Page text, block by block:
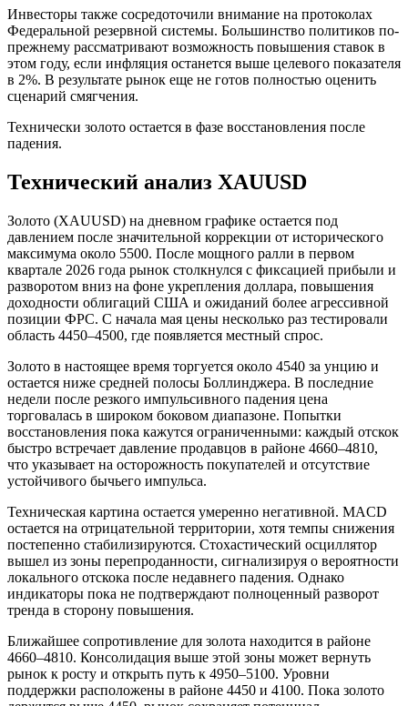
Инвесторы также сосредоточили внимание на протоколах
Федеральной резервной системы. Большинство политиков по-
прежнему рассматривают возможность повышения ставок в
этом году, если инфляция останется выше целевого показателя
в 2%. В результате рынок еще не готов полностью оценить
сценарий смягчения.
Технически золото остается в фазе восстановления после
падения.
Технический анализ XAUUSD
Золото (XAUUSD) на дневном графике остается под
давлением после значительной коррекции от исторического
максимума около 5500. После мощного ралли в первом
квартале 2026 года рынок столкнулся с фиксацией прибыли и
разворотом вниз на фоне укрепления доллара, повышения
доходности облигаций США и ожиданий более агрессивной
позиции ФРС. С начала мая цены несколько раз тестировали
область 4450–4500, где появляется местный спрос.
Золото в настоящее время торгуется около 4540 за унцию и
остается ниже средней полосы Боллинджера. В последние
недели после резкого импульсивного падения цена
торговалась в широком боковом диапазоне. Попытки
восстановления пока кажутся ограниченными: каждый отскок
быстро встречает давление продавцов в районе 4660–4810,
что указывает на осторожность покупателей и отсутствие
устойчивого бычьего импульса.
Техническая картина остается умеренно негативной. MACD
остается на отрицательной территории, хотя темпы снижения
постепенно стабилизируются. Стохастический осциллятор
вышел из зоны перепроданности, сигнализируя о вероятности
локального отскока после недавнего падения. Однако
индикаторы пока не подтверждают полноценный разворот
тренда в сторону повышения.
Ближайшее сопротивление для золота находится в районе
4660–4810. Консолидация выше этой зоны может вернуть
рынок к росту и открыть путь к 4950–5100. Уровни
поддержки расположены в районе 4450 и 4100. Пока золото